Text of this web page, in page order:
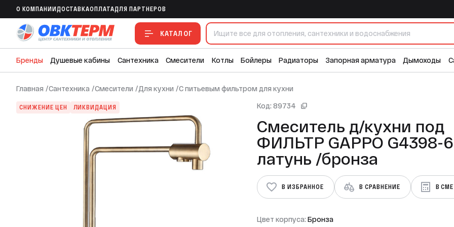
O КОМПАНИИ ДОСТАВКАОПЛАТАДЛЯ ПАРТНЕРОВ
КАТАЛОГ
Бренды Душевые кабины Сантехника Смесители Котлы Бойлеры Радиаторы Запорная арматура Дымоходы
Главная /Сантехника /Смесители /Для кухни /С питьевым фильтром для кухни
СНИЖЕНИЕ ЦЕН ЛИКВИДАЦИЯ Код: 89734
Смеситель д/кухни под
ФИЛЬТР GAPPO G4398-6
латунь /бронза
В ИЗБРАННОЕ В СРАВНЕНИЕ В
Цвет корпуса:Бронза
Смеситель д/кухни под ФИЛЬТР GAPPO G4398-6 латунь /бронза
В ИЗБРАННОЕ В СРАВНЕНИЕ В СМЕТУ
12